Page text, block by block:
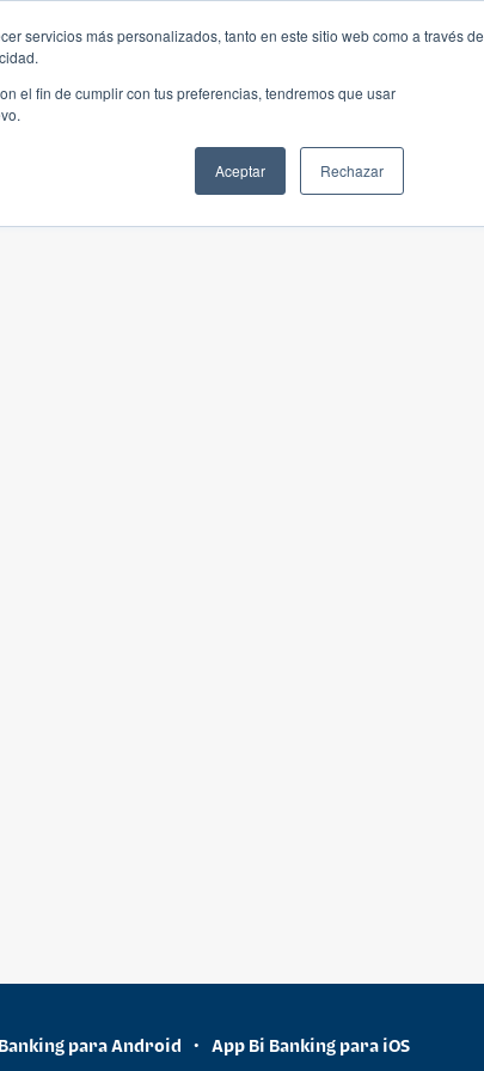
servicios más personalizados, tanto en este sitio web como a través de
el fin de cumplir con tus preferencias, tendremos que usar
Aceptar Rechazar
para Android • App Bi Banking para iOS